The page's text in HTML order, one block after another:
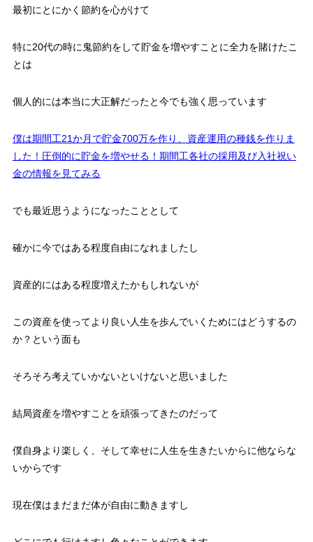
最初にとにかく節約を心がけて
特に20代の時に鬼節約をして貯金を増やすことに全力を賭けたこ
とは
個人的には本当に大正解だったと今でも強く思っています
僕は期間工21か月で貯金700万を作り、資産運用の種銭を作りま
した！圧倒的に貯金を増やせる！期間工各社の採用及び入社祝い
金の情報を見てみる
でも最近思うようになったこととして
確かに今ではある程度自由になれましたし
資産的にはある程度増えたかもしれないが
この資産を使ってより良い人生を歩んでいくためにはどうするの
か？という面も
そろそろ考えていかないといけないと思いました
結局資産を増やすことを頑張ってきたのだって
僕自身より楽しく、そして幸せに人生を生きたいからに他ならな
いからです
現在僕はまだまだ体が自由に動きますし